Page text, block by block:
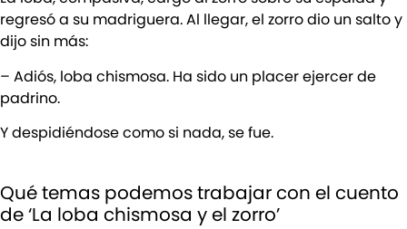
regresó a su madriguera. Al llegar, el zorro dio un salto y
dijo sin más:
– Adiós, loba chismosa. Ha sido un placer ejercer de
padrino.
Y despidiéndose como si nada, se fue.
Qué temas podemos trabajar con el cuento
de ‘La loba chismosa y el zorro’